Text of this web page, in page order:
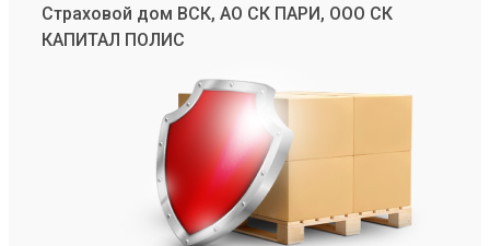
Страховой дом ВСК, АО СК ПАРИ, ООО СК
КАПИТАЛ ПОЛИС